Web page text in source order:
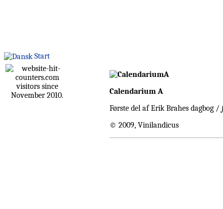
Start
visitors since
November 2010.
Calendarium A
Første del af Erik Brahes dagbog /
© 2009, Vinilandicus